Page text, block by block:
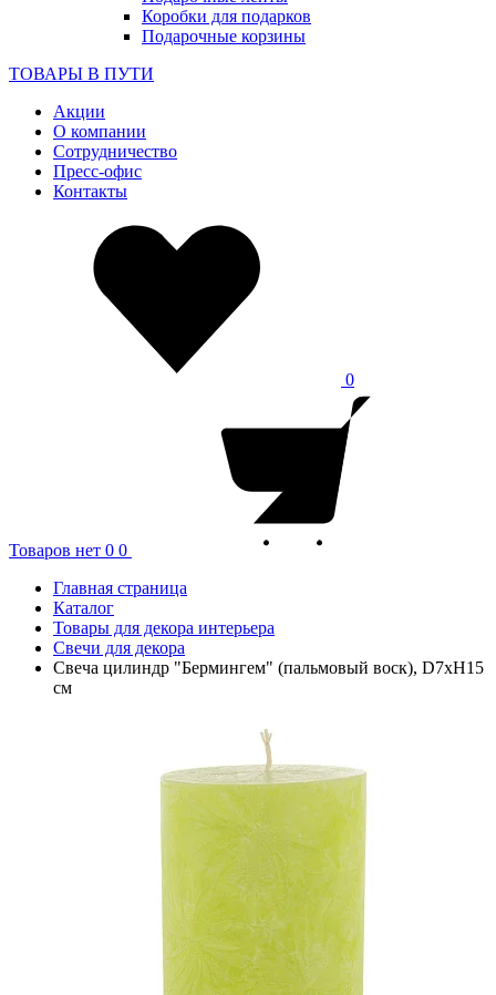
Коробки для подарков
Подарочные корзины
ТОВАРЫ В ПУТИ
Акции
О компании
Сотрудничество
Пресс-офис
Контакты
0
Товаров нет 0 0
Главная страница
Каталог
Товары для декора интерьера
Свечи для декора
Свеча цилиндр "Бермингем" (пальмовый воск), D7хН15
см